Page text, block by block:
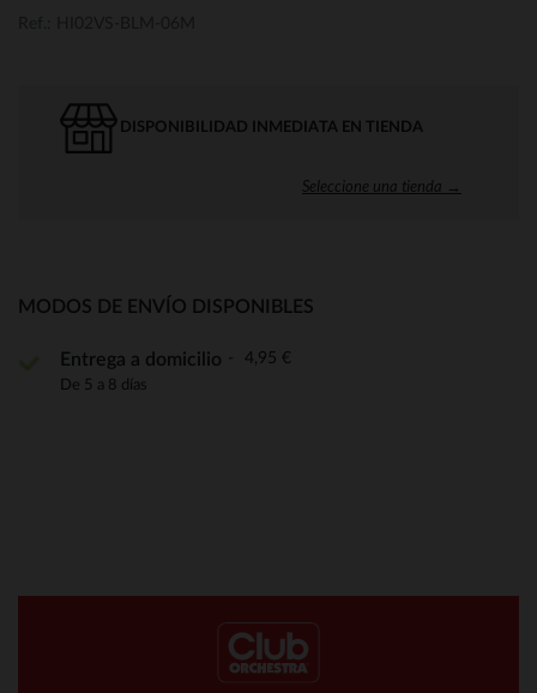
DISPONIBILIDAD INMEDIATA EN TIENDA
Seleccione una tienda →
MODOS DE ENVÍO DISPONIBLES
Entrega a domicilio 4,95 €
De 5 a 8 días